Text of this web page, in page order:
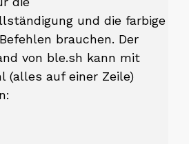
und die farbige
brauchen. Der
von ble.sh kann mit
(alles auf einer Zeile)